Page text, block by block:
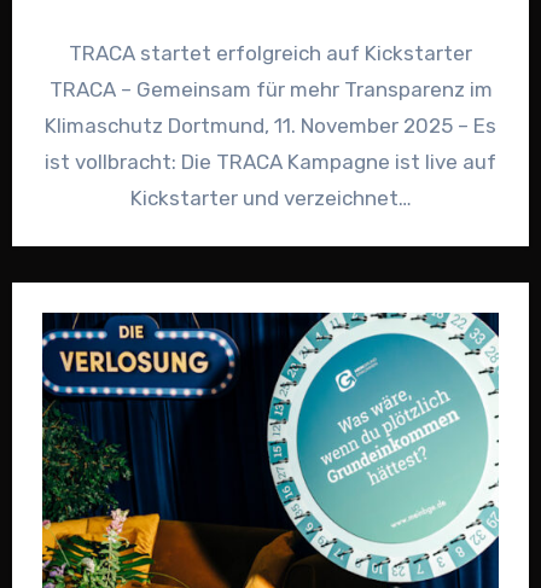
TRACA startet erfolgreich auf Kickstarter
TRACA – Gemeinsam für mehr Transparenz im
Klimaschutz Dortmund, 11. November 2025 – Es
ist vollbracht: Die TRACA Kampagne ist live auf
Kickstarter und verzeichnet…